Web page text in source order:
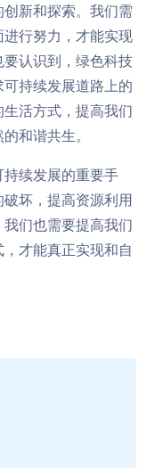
新和探索。我们需
行努力，才能实现
认识到，绿色科技
持续发展道路上的
活方式，提高我们
和谐共生。
续发展的重要手
坏，提高资源利用
们也需要提高我们
才能真正实现和自